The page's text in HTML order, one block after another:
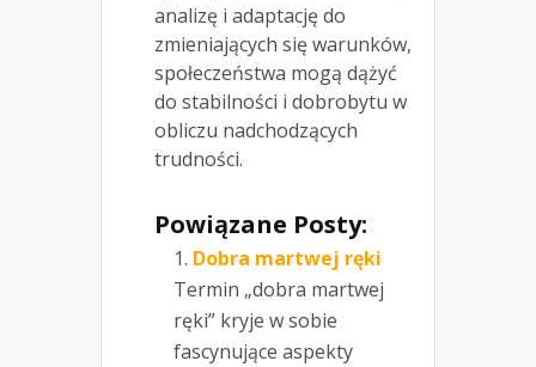
analizę i adaptację do
zmieniających się warunków,
społeczeństwa mogą dążyć
do stabilności i dobrobytu w
obliczu nadchodzących
trudności.
Powiązane Posty:
Dobra martwej ręki
Termin „dobra martwej
ręki” kryje w sobie
fascynujące aspekty